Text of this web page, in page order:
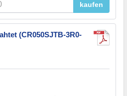
kaufen
(CR050SJTB-3R0-